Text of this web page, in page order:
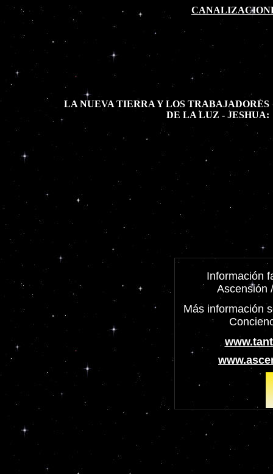
LA NUEVA TIERRA Y LOS TRABAJADORES
DE LA LUZ - JESHUA:
Información
Ascensión
Más información